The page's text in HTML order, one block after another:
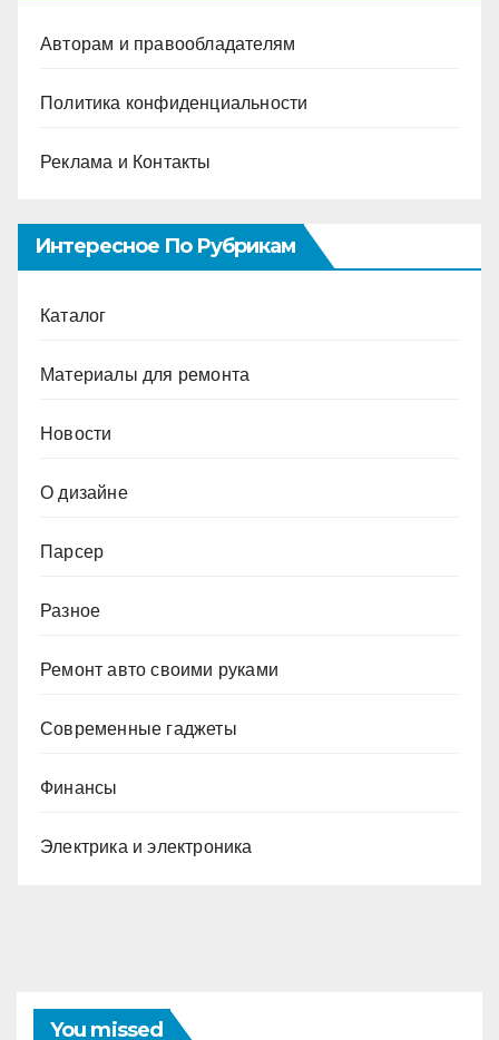
Авторам и правообладателям
Политика конфиденциальности
Реклама и Контакты
Интересное По Рубрикам
Каталог
Материалы для ремонта
Новости
О дизайне
Парсер
Разное
Ремонт авто своими руками
Современные гаджеты
Финансы
Электрика и электроника
You missed